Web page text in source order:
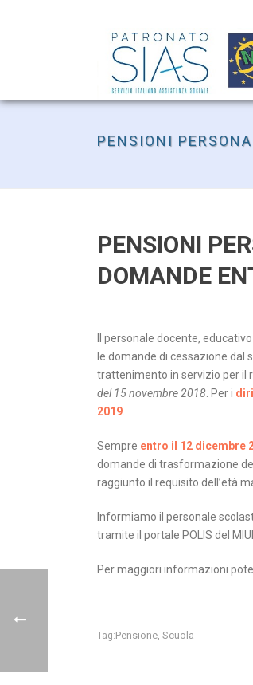
PENSIONI
PENSIONI
DOMANDE
Il personale docente,
le domande di cessazione dal
trattenimento in servizio per il
del 15 novembre 2018 . Per i
2019
Sempre entro il 12 dicembre
domande di trasformazione
raggiunto il requisito dell’età
Informiamo il personale
tramite il portale POLIS del
Per maggiori informazioni
Tag:Pensione, Scuola